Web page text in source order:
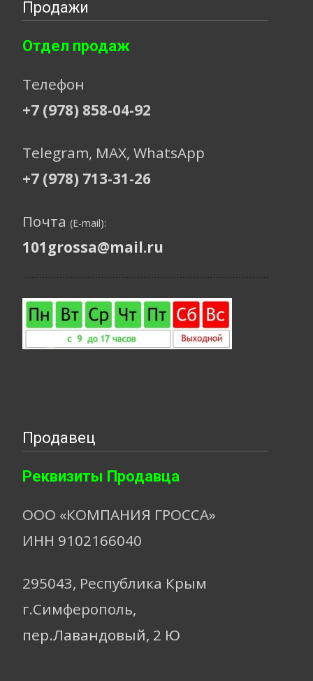
Продажи
Отдел продаж
Телефон
+7 (978) 858-04-92
Telegram, МАХ, WhatsApp
+7 (978) 713-31-26
Почта (E-mail):
101grossa@mail.ru
Продавец
Реквизиты Продавца
ООО «КОМПАНИЯ ГРОССА»
ИНН 9102166040
295043, Республика Крым
г.Симферополь,
пер.Лавандовый, 2 Ю